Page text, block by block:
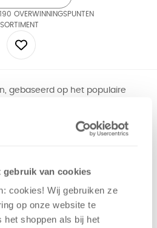
gebruik van cookies
cookies! Wij gebruiken ze
op onze website te
het shoppen als bij het
OVERWINNINGSPUNTEN
gebaseerd op het populaire
+/- 75 v.a. 10 jaar